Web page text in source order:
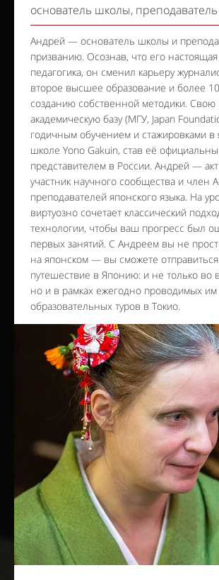
основатель школы, преподаватель
Андрей — основатель школы и
призванию. Осознав, что его
педагогика, он сменил карьеру
второе высшее образование и более
созданию собственной методики.
академическую базу (МГУ, Japan
годичным обучением и стажировками в
школе Yono Gakuin, став её
представителем в России. Андрей —
участник научного сообщества и член
преподавателей японского языка. На
виртуозно сочетает классический
технологии, чтобы ваш прогресс был
первых занятий. С Андреем вы не
на японском — вы сможете
путешествие в Японию: и не только во
но и в рамках ежегодно проводимых им
образовательных туров в Токио.